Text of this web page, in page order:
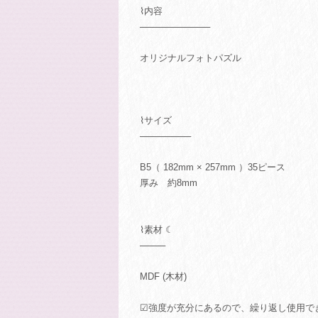
⌇内容
───────────
オリジナルフォトパズル
⌇サイズ
────────
B5（ 182mm × 257mm ）35ピース
厚み 約8mm
⌇素材 ☾
────
MDF (木材)
☑強度が充分にあるので、繰り返し使用で